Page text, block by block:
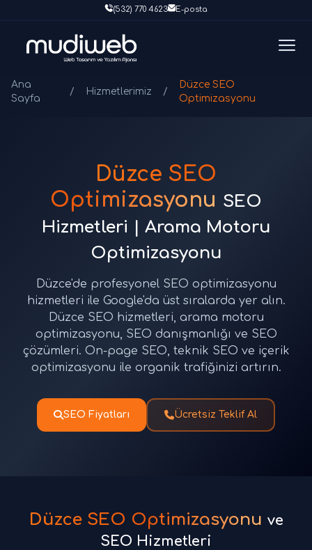
(532) 770 4623 E-posta
Ana
Sayfa
/ Hizmetlerimiz /
Düzce SEO
Optimizasyonu
Düzce SEO
Optimizasyonu SEO
Hizmetleri | Arama Motoru
Optimizasyonu
Düzce'de profesyonel SEO optimizasyonu
hizmetleri ile Google'da üst sıralarda yer alın.
Düzce SEO hizmetleri, arama motoru
optimizasyonu, SEO danışmanlığı ve SEO
çözümleri. On-page SEO, teknik SEO ve içerik
optimizasyonu ile organik trafiğinizi artırın.
SEO Fiyatları Ücretsiz Teklif Al
Düzce SEO Optimizasyonu ve
SEO Hizmetleri